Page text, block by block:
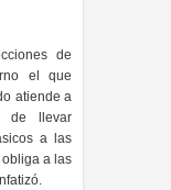
de
el que
atiende a
de llevar
a las
a las